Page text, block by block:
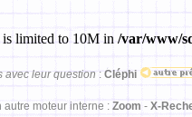
limited to 10M in /var/www/
avec leur question : Cléphi
moteur interne : Zoom - X-